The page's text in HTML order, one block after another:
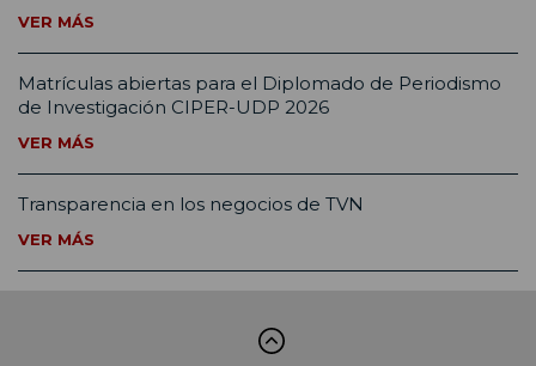
VER MÁS
Matrículas abiertas para el Diplomado de Periodismo
de Investigación CIPER-UDP 2026
VER MÁS
Transparencia en los negocios de TVN
VER MÁS